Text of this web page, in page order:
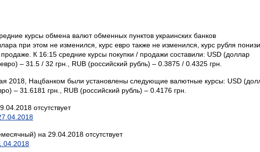
курсы обмена валют обменных пунктов украинских банков
при этом не изменился, курс евро также не изменился, курс рубля
К 16:15 средние курсы покупки / продажи составили: USD (доллар
– 31.5 / 32 грн., RUB (российский рубль) – 0.3875 / 0.4325 грн.
2018, Нацбанком были установлены следующие валютные курсы: USD
– 31.6181 грн., RUB (российский рубль) – 0.4176 грн.
отсутствует
на 29.04.2018 отсутствует